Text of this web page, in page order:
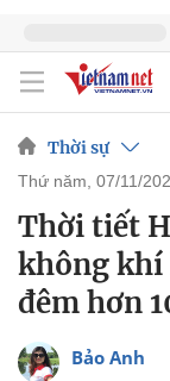
Thời sự
thứ năm, 07/11/
Thời tiết
không khí
đêm hơn
Bảo Anh